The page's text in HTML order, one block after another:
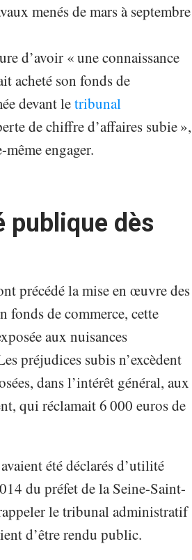
menés de mars à septembre
d’avoir « une connaissance
acheté son fonds de
devant letribunal
de chiffre d’affaires subie »,
engager.
publique dès
précédé la mise en œuvre des
fonds de commerce, cette
aux nuisances
préjudices subis n’excèdent
dans l’intérêt général, aux
qui réclamait 6 000 euros de
été déclarés d’utilité
du préfet de la Seine-Saint-
le tribunal administratif
d’être rendu public.